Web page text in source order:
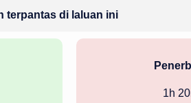
terpantas di laluan ini
1h